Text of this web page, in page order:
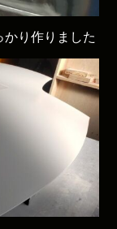
り作りました